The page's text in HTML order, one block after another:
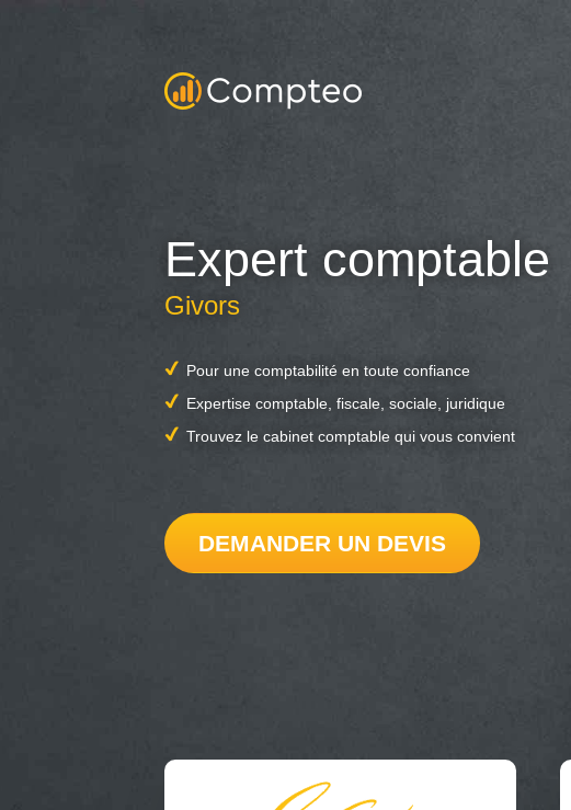
Expert comptable
Givors
Pour une comptabilité en toute confiance
Expertise comptable, fiscale, sociale, juridique
Trouvez le cabinet comptable qui vous convient
DEMANDER UN DEVIS